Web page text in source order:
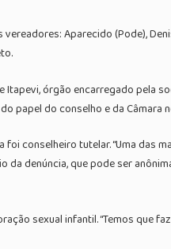
Aparecido (Pode),
Itapevi, órgão encarregado pela
papel do conselho e da Câmara
foi conselheiro tutelar. “Uma das
denúncia, que pode ser
sexual infantil. “Temos que